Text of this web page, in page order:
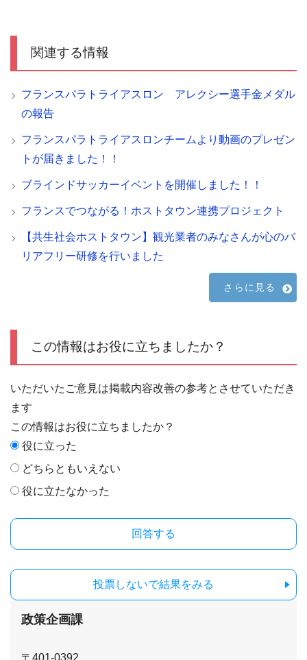
関連する情報
フランスパラトライアスロン アレクシー選手金メダル
の報告
フランスパラトライアスロンチームより動画のプレゼン
トが届きました！！
ブラインドサッカーイベントを開催しました！！
フランスでつながる！ホストタウン連携プロジェクト
【共生社会ホストタウン】観光業者のみなさんが心のバ
リアフリー研修を行いました
さらに見る
この情報はお役に立ちましたか？
いただいたご意見は掲載内容改善の参考とさせていただき
ます
この情報はお役に立ちましたか？
役に立った
どちらともいえない
役に立たなかった
投票しないで結果をみる
政策企画課